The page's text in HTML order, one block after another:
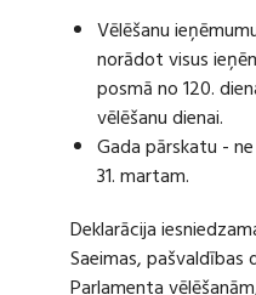
Vēlēšanu
norādot visus
posmā no 120.
vēlēšanu dienai.
Gada pārskatu -
31. martam.
Deklarācija
Saeimas, pašvaldības
Parlamenta